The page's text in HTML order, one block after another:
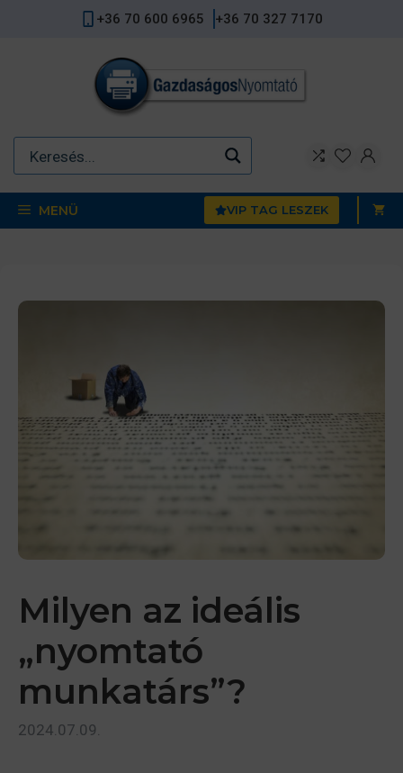
+36 70 600 6965 +36 70 327 7170
MENÜ VIP TAG LESZEK
Milyen az ideális
„nyomtató
munkatárs”?
2024.07.09.